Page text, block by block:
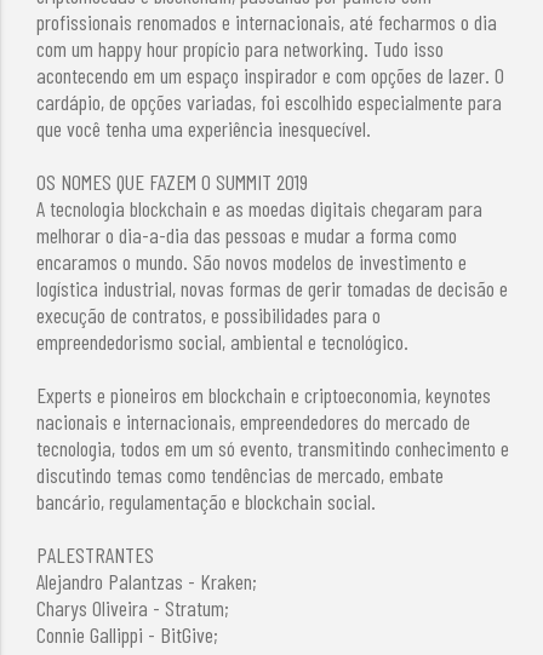
profissionais renomados e internacionais, até fecharmos o dia
com um happy hour propício para networking. Tudo isso
acontecendo em um espaço inspirador e com opções de lazer. O
cardápio, de opções variadas, foi escolhido especialmente para
que você tenha uma experiência inesquecível.
OS NOMES QUE FAZEM O SUMMIT 2019
A tecnologia blockchain e as moedas digitais chegaram para
melhorar o dia-a-dia das pessoas e mudar a forma como
encaramos o mundo. São novos modelos de investimento e
logística industrial, novas formas de gerir tomadas de decisão e
execução de contratos, e possibilidades para o
empreendedorismo social, ambiental e tecnológico.
Experts e pioneiros em blockchain e criptoeconomia, keynotes
nacionais e internacionais, empreendedores do mercado de
tecnologia, todos em um só evento, transmitindo conhecimento e
discutindo temas como tendências de mercado, embate
bancário, regulamentação e blockchain social.
PALESTRANTES
Alejandro Palantzas - Kraken;
Charys Oliveira - Stratum;
Connie Gallippi - BitGive;